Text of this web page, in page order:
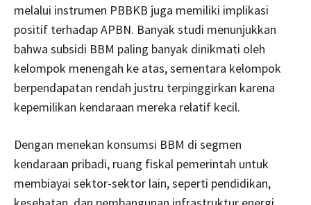
melalui instrumen PBBKB juga memiliki implikasi
positif terhadap APBN. Banyak studi menunjukkan
bahwa subsidi BBM paling banyak dinikmati oleh
kelompok menengah ke atas, sementara kelompok
berpendapatan rendah justru terpinggirkan karena
kepemilikan kendaraan mereka relatif kecil.
Dengan menekan konsumsi BBM di segmen
kendaraan pribadi, ruang fiskal pemerintah untuk
membiayai sektor-sektor lain, seperti pendidikan,